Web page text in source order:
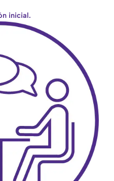
inicial.